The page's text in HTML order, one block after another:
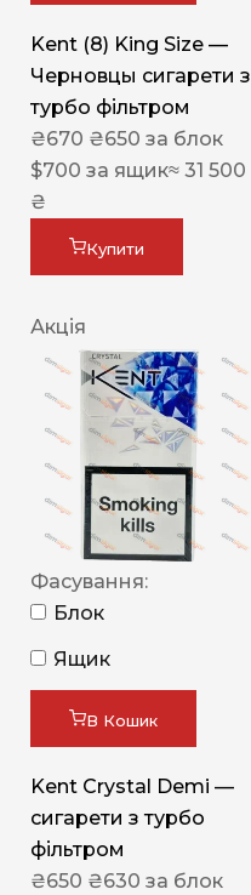
Kent (8) King Size —
Черновцы сигарети з
турбо фільтром
₴670 ₴650 за блок
$700 за ящик≈ 31 500
₴
Купити
Акція
Фасування:
Блок
Ящик
В Кошик
Kent Crystal Demi —
сигарети з турбо
фільтром
₴650 ₴630 за блок